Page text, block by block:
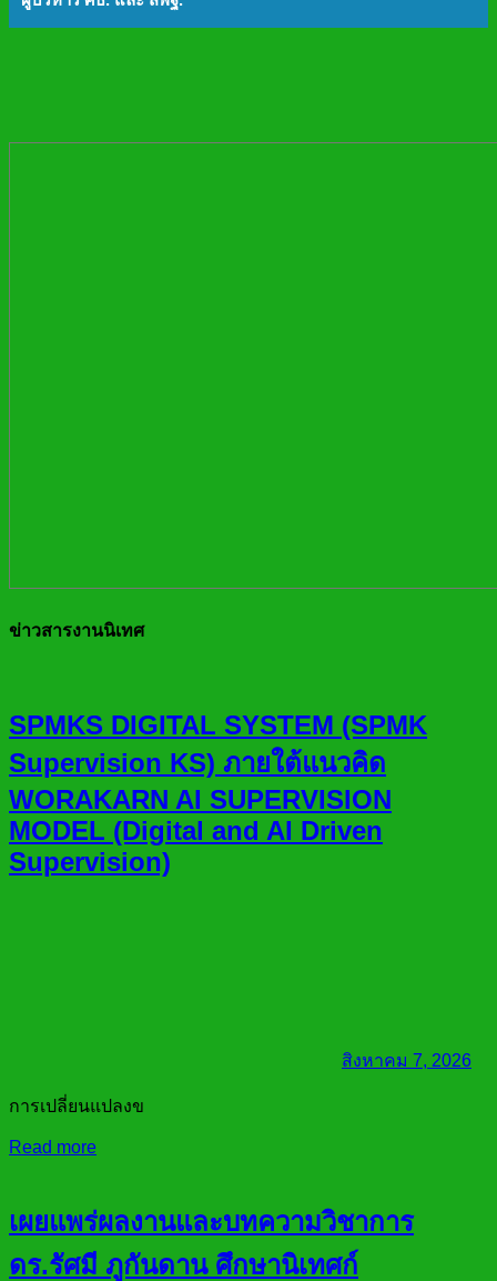
ข่าวสารงานนิเทศ
SPMKS DIGITAL SYSTEM (SPMK
Supervision KS) ภายใต้แนวคิด
WORAKARN AI SUPERVISION
MODEL (Digital and AI Driven
Supervision)
สิงหาคม 7, 2026
การเปลี่ยนแปลงข
Read more
เผยแพร่ผลงานและบทความวิชาการ
ดร.รัศมี ภูกันดาน ศึกษานิเทศก์